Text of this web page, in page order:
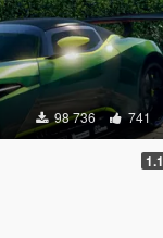
98 736 741
1.1